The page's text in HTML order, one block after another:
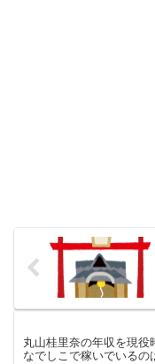
丸山桂里奈の年収を現
なでしこで稼いでいるの